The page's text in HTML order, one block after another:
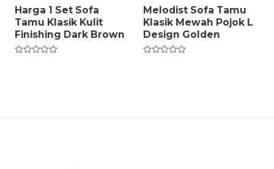
Harga 1 Set Sofa
Tamu Klasik Kulit
Finishing Dark Brown
Melodist Sofa Tamu
Klasik Mewah Pojok L
Design Golden